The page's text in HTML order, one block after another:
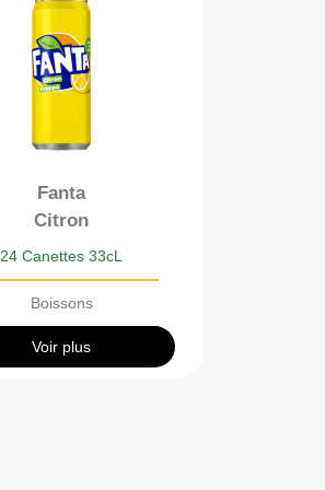
Fanta
Citron
24 Canettes 33cL
Boissons
Voir plus